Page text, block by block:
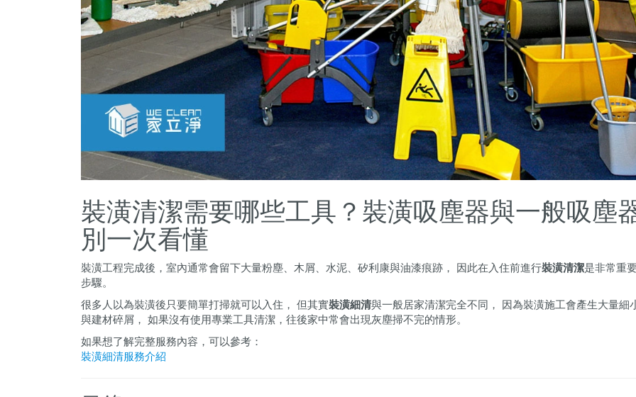
裝潢清潔需要哪些工具？裝潢吸塵器與一般吸塵
別一次看懂
裝潢工程完成後，室內通常會留下大量粉塵、木屑、水泥、矽利康與油漆痕跡， 因此在入住前進行裝潢清潔是非常重
步驟。
很多人以為裝潢後只要簡單打掃就可以入住， 但其實裝潢細清與一般居家清潔完全不同， 因為裝潢施工會產生大量細
與建材碎屑， 如果沒有使用專業工具清潔，往後家中常會出現灰塵掃不完的情形。
如果想了解完整服務內容，可以參考：
裝潢細清服務介紹